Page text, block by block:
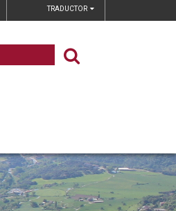
TRADUCTOR